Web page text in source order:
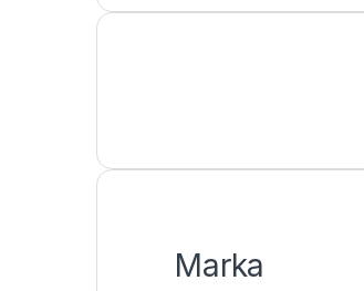
Marka